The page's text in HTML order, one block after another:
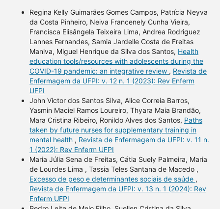
Regina Kelly Guimarães Gomes Campos, Patrícia Neyva
da Costa Pinheiro, Neiva Francenely Cunha Vieira,
Francisca Elisângela Teixeira Lima, Andrea Rodriguez
Lannes Fernandes, Samia Jardelle Costa de Freitas
Maniva, Miguel Henrique da Silva dos Santos, Health
education tools/resources with adolescents during the
COVID-19 pandemic: an integrative review , Revista de
Enfermagem da UFPI: v. 12 n. 1 (2023): Rev Enferm
UFPI
John Victor dos Santos Silva, Alice Correia Barros,
Yasmin Maciel Ramos Loureiro, Thyara Maia Brandão,
Mara Cristina Ribeiro, Ronildo Alves dos Santos, Paths
taken by future nurses for supplementary training in
mental health , Revista de Enfermagem da UFPI: v. 11 n.
1 (2022): Rev Enferm UFPI
Maria Júlia Sena de Freitas, Cátia Suely Palmeira, Maria
de Lourdes Lima , Tassia Teles Santana de Macedo ,
Excesso de peso e determinantes sociais de saúde ,
Revista de Enfermagem da UFPI: v. 13 n. 1 (2024): Rev
Enferm UFPI